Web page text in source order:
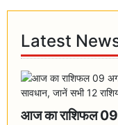
Latest
आज का राशिफल